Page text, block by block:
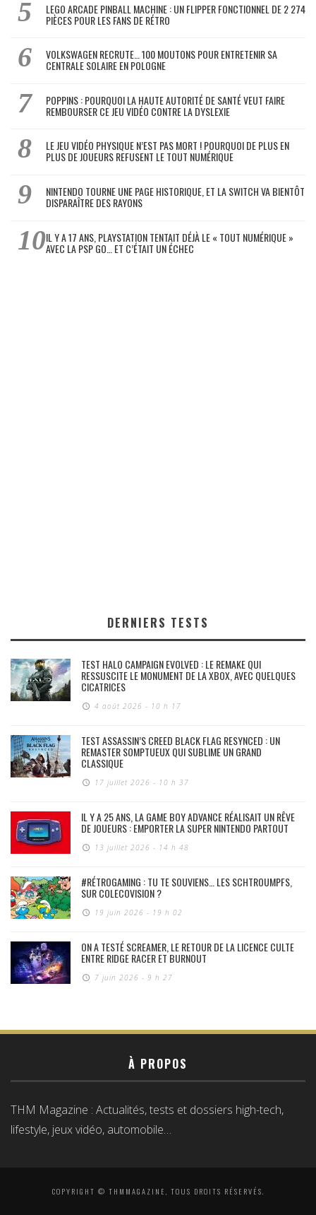
LEGO ARCADE PINBALL MACHINE : UN FLIPPER FONCTIONNEL DE 2 274
PIÈCES POUR LES FANS DE RÉTRO
VOLKSWAGEN RECRUTE… 100 MOUTONS POUR ENTRETENIR SA
CENTRALE SOLAIRE EN POLOGNE
POPPINS : POURQUOI LA HAUTE AUTORITÉ DE SANTÉ VEUT FAIRE
REMBOURSER CE JEU VIDÉO CONTRE LA DYSLEXIE
LE JEU VIDÉO PHYSIQUE N’EST PAS MORT ! POURQUOI DE PLUS EN
PLUS DE JOUEURS REFUSENT LE TOUT NUMÉRIQUE
NINTENDO TOURNE UNE PAGE HISTORIQUE, ET LA SWITCH VA BIENTÔT
DISPARAÎTRE DES RAYONS
IL Y A 17 ANS, PLAYSTATION TENTAIT DÉJÀ LE « TOUT NUMÉRIQUE »
AVEC LA PSP GO… ET C’ÉTAIT UN ÉCHEC
DERNIERS TESTS
TEST HALO CAMPAIGN EVOLVED : LE REMAKE QUI
RESSUSCITE LE MONUMENT DE LA XBOX, AVEC QUELQUES
CICATRICES
4 août 2026 - 10 h 17
TEST ASSASSIN’S CREED BLACK FLAG RESYNCED : UN
REMASTER SOMPTUEUX QUI SUBLIME UN GRAND
CLASSIQUE
17 juillet 2026 - 10 h 37
IL Y A 25 ANS, LA GAME BOY ADVANCE RÉALISAIT UN RÊVE
DE JOUEURS : EMPORTER LA SUPER NINTENDO PARTOUT
13 juillet 2026 - 14 h 48
#RÉTROGAMING : TU TE SOUVIENS… LES SCHTROUMPFS,
SUR COLECOVISION ?
19 juin 2026 - 19 h 02
ON A TESTÉ SCREAMER, LE RETOUR DE LA LICENCE CULTE
ENTRE RIDGE RACER ET BURNOUT
7 juin 2026 - 9 h 27
À PROPOS
THM Magazine : Actualités, tests et dossiers high-tech,
lifestyle, jeux vidéo, automobile…
COPYRIGHT © THMMAGAZINE, TOUS DROITS RÉSERVÉS.